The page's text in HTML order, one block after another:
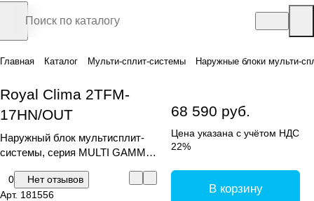
Главная Каталог Мульти-сплит-системы Наружные блоки мульти-
Royal Clima 2TFM-
17HN/OUT
Наружный блок мультисплит-
системы, серия MULTI GAMMA
0
Нет отзывов
Арт. 181556
68 590 руб.
Цена указана с учётом НДС
22%
В корзину